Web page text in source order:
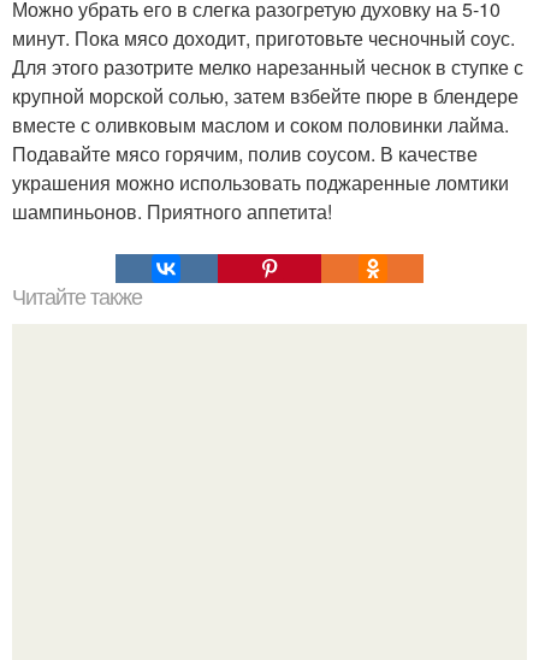
Можно убрать его в слегка разогретую духовку на 5-10
минут. Пока мясо доходит, приготовьте чесночный соус.
Для этого разотрите мелко нарезанный чеснок в ступке с
крупной морской солью, затем взбейте пюре в блендере
вместе с оливковым маслом и соком половинки лайма.
Подавайте мясо горячим, полив соусом. В качестве
украшения можно использовать поджаренные ломтики
шампиньонов. Приятного аппетита!
Читайте также